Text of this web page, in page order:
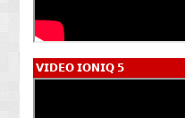
𝗩𝗜𝗗𝗘𝗢 𝗜𝗢𝗡𝗜𝗤 𝟱